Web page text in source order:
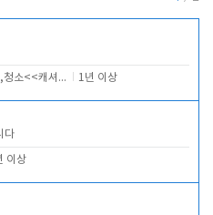
베팅.,청소<<캐셔 모셔봅니다. 1년 이상
다
이상